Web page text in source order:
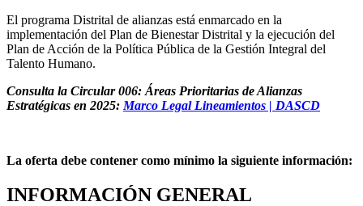
El programa Distrital de alianzas está enmarcado en la
implementación del Plan de Bienestar Distrital y la ejecución del
Plan de Acción de la Política Pública de la Gestión Integral del
Talento Humano.
Consulta la Circular 006: Áreas Prioritarias de Alianzas
Estratégicas en 2025: Marco Legal Lineamientos | DASCD
La oferta debe contener como mínimo la siguiente información:
INFORMACIÓN GENERAL